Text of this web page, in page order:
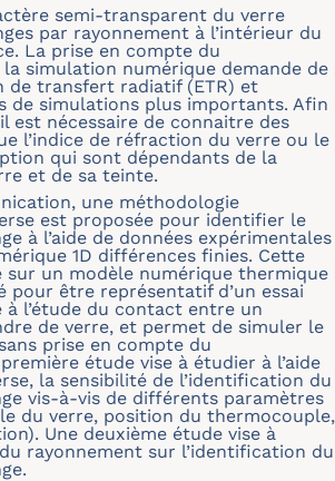
semi-transparent du verre
par rayonnement à l’intérieur du
La prise en compte du
simulation numérique demande de
de transfert radiatif (ETR) et
de simulations plus importants. Afin
il est nécessaire de connaitre des
l’indice de réfraction du verre ou le
qui sont dépendants de la
et de sa teinte.
une méthodologie
est proposée pour identifier le
à l’aide de données expérimentales
1D différences finies. Cette
sur un modèle numérique thermique
pour être représentatif d’un essai
à l’étude du contact entre un
de verre, et permet de simuler le
prise en compte du
étude vise à étudier à l’aide
la sensibilité de l’identification du
vis-à-vis de différents paramètres
du verre, position du thermocouple,
Une deuxième étude vise à
rayonnement sur l’identification du